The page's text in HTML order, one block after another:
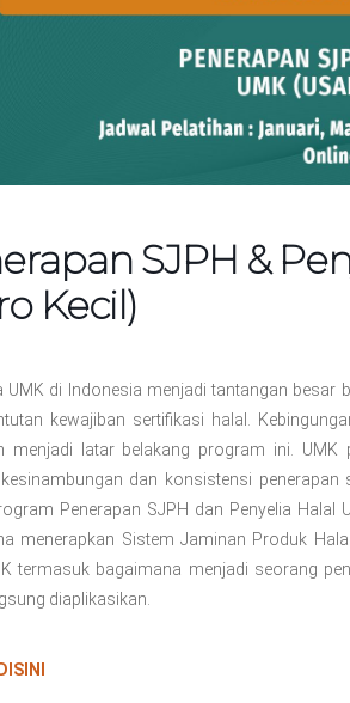
SJPH &
Kecil)
UMK di Indonesia menjadi tantangan besar
kewajiban sertifikasi halal.
menjadi latar belakang program ini.
dan konsistensi
Penerapan SJPH dan Penyelia Halal
menerapkan Sistem Jaminan Produk
termasuk bagaimana menjadi seorang
diaplikasikan.